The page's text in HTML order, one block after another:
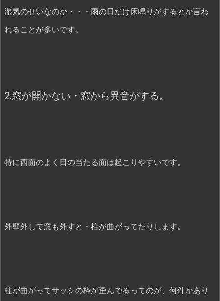
湿気のせいなのか・・・雨の日だけ床鳴りがするとか言わ
れることが多いです。
2.窓が開かない・窓から異音がする。
特に西面のよく日の当たる面は起こりやすいです。
外壁外して窓も外すと・柱が曲がってたりします。
柱が曲がってサッシの枠が歪んでるってのが、何件かあり